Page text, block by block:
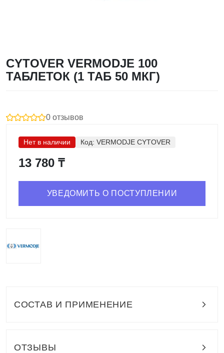
CYTOVER VERMODJE 100
ТАБЛЕТОК (1 ТАБ 50 МКГ)
0 отзывов
Нет в наличии Код: VERMODJE CYTOVER
13 780 ₸
УВЕДОМИТЬ О ПОСТУПЛЕНИИ
СОСТАВ И ПРИМЕНЕНИЕ
ОТЗЫВЫ